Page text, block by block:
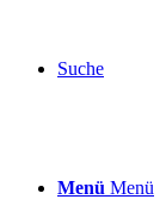
Suche
Menü Menü